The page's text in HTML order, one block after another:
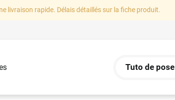
livraison rapide. Délais détaillés sur la fiche produit.
Tuto de pose